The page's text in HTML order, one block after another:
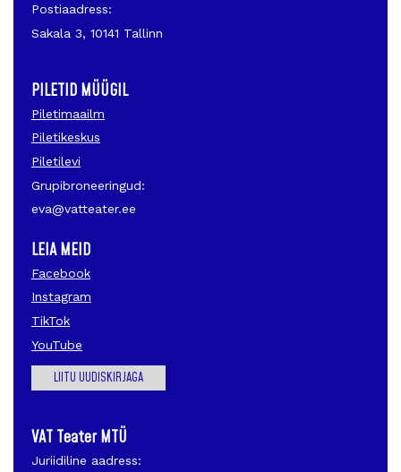
Postiaadress:
Sakala 3, 10141 Tallinn
PILETID MÜÜGIL
Piletimaailm
Piletikeskus
Piletilevi
Grupibroneeringud:
eva@vatteater.ee
LEIA MEID
Facebook
Instagram
TikTok
YouTube
LIITU UUDISKIRJAGA
VAT Teater MTÜ
Juriidiline aadress: